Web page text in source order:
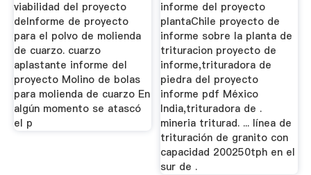
viabilidad del proyecto
deInforme de proyecto
para el polvo de molienda
de cuarzo. cuarzo
aplastante informe del
proyecto Molino de bolas
para molienda de cuarzo En
algún momento se atascó
el p
informe del proyecto
plantaChile proyecto de
informe sobre la planta de
trituracion proyecto de
informe,trituradora de
piedra del proyecto
informe pdf México
India,trituradora de .
mineria triturad. ... línea de
trituración de granito con
capacidad 200250tph en el
sur de .